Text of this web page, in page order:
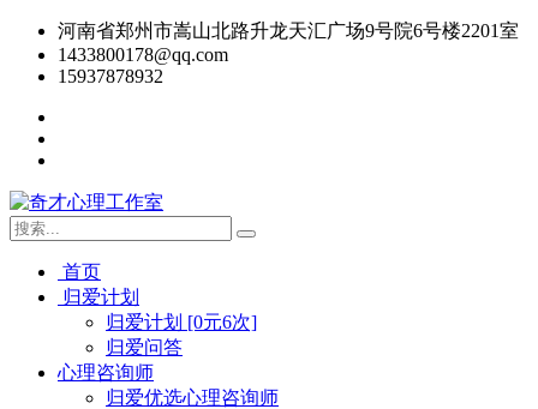
河南省郑州市嵩山北路升龙天汇广场9号院6号楼2201室
1433800178@qq.com
15937878932
首页
归爱计划
归爱计划 [0元6次]
归爱问答
心理咨询师
归爱优选心理咨询师